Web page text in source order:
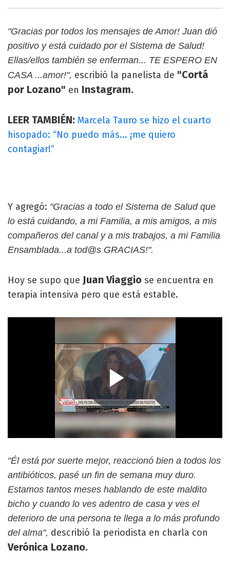
"Gracias por todos los mensajes de Amor! Juan dió
positivo y está cuidado por el Sistema de Salud!
Ellas/ellos también se enferman... TE ESPERO EN
CASA ...amor!", escribió la panelista de "Cortá
por Lozano" en Instagram.
LEER TAMBIÉN: Marcela Tauro se hizo el cuarto
hisopado: “No puedo más... ¡me quiero
contagiar!”
Y agregó: "Gracias a todo el Sistema de Salud que
lo está cuidando, a mi Familia, a mis amigos, a mis
compañeros del canal y a mis trabajos, a mi Familia
Ensamblada...a tod@s GRACIAS!".
Hoy se supo que Juan Viaggio se encuentra en
terapia intensiva pero que está estable.
"Él está por suerte mejor, reaccionó bien a todos los
antibióticos, pasé un fin de semana muy duro.
Estamos tantos meses hablando de este maldito
bicho y cuando lo ves adentro de casa y ves el
deterioro de una persona te llega a lo más profundo
del alma", describió la periodista en charla con
Verónica Lozano.